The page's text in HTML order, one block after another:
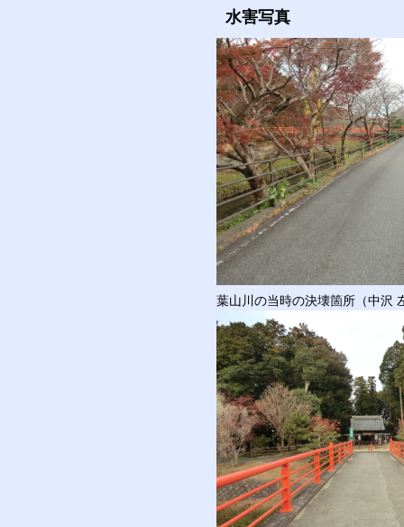
水害写真
葉山川の当時の決壊箇所（中沢